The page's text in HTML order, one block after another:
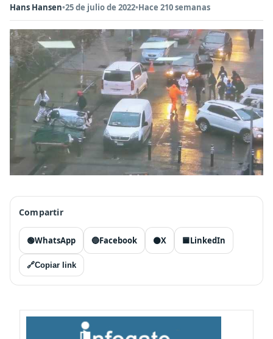
Hans Hansen•25 de julio de 2022•Hace 210 semanas
Compartir
🟢WhatsApp 🔵Facebook ⚫X 🟦LinkedIn
🔗Copiar link